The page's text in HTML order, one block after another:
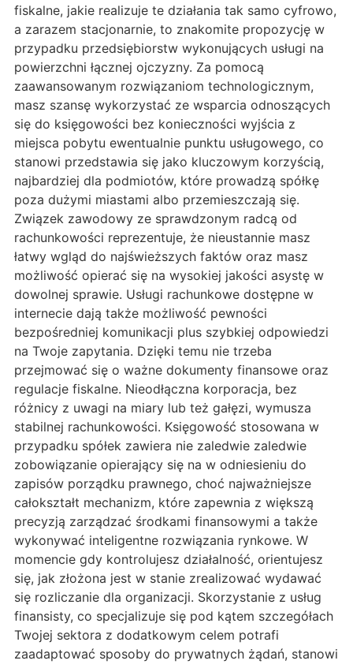
fiskalne, jakie realizuje te działania tak samo cyfrowo,
a zarazem stacjonarnie, to znakomite propozycję w
przypadku przedsiębiorstw wykonujących usługi na
powierzchni łącznej ojczyzny. Za pomocą
zaawansowanym rozwiązaniom technologicznym,
masz szansę wykorzystać ze wsparcia odnoszących
się do księgowości bez konieczności wyjścia z
miejsca pobytu ewentualnie punktu usługowego, co
stanowi przedstawia się jako kluczowym korzyścią,
najbardziej dla podmiotów, które prowadzą spółkę
poza dużymi miastami albo przemieszczają się.
Związek zawodowy ze sprawdzonym radcą od
rachunkowości reprezentuje, że nieustannie masz
łatwy wgląd do najświeższych faktów oraz masz
możliwość opierać się na wysokiej jakości asystę w
dowolnej sprawie. Usługi rachunkowe dostępne w
internecie dają także możliwość pewności
bezpośredniej komunikacji plus szybkiej odpowiedzi
na Twoje zapytania. Dzięki temu nie trzeba
przejmować się o ważne dokumenty finansowe oraz
regulacje fiskalne. Nieodłączna korporacja, bez
różnicy z uwagi na miary lub też gałęzi, wymusza
stabilnej rachunkowości. Księgowość stosowana w
przypadku spółek zawiera nie zaledwie zaledwie
zobowiązanie opierający się na w odniesieniu do
zapisów porządku prawnego, choć najważniejsze
całokształt mechanizm, które zapewnia z większą
precyzją zarządzać środkami finansowymi a także
wykonywać inteligentne rozwiązania rynkowe. W
momencie gdy kontrolujesz działalność, orientujesz
się, jak złożona jest w stanie zrealizować wydawać
się rozliczanie dla organizacji. Skorzystanie z usług
finansisty, co specjalizuje się pod kątem szczegółach
Twojej sektora z dodatkowym celem potrafi
zaadaptować sposoby do prywatnych żądań, stanowi